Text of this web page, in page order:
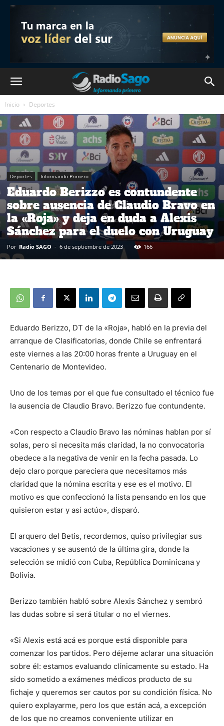
Inicio Deportes
Deportes Informando Primero
Eduardo Berizzo es contundente
sobre ausencia de Claudio Bravo en
la «Roja» y deja en duda a Alexis
Sánchez para el duelo con Uruguay
Por Radio SAGO - 6 de septiembre de 2023 166
Eduardo Berizzo, DT de la «Roja», habló en la previa del
arranque de Clasificatorias, donde Chile se enfrentará
este viernes a las 20:00 horas frente a Uruguay en el
Centenario de Montevideo.
Uno de los temas por el que fue consultado el técnico fue
la ausencia de Claudio Bravo. Berizzo fue contundente.
«Con respecto a Claudio Bravo las nóminas hablan por sí
solas, pero si necesita más claridad, la no convocatoria
obedece a la negativa de venir en la fecha pasada. Lo
dejo claro porque pareciera que necesitamos más
claridad que la nómina escrita y ese es el motivo. El
motivo es que confeccionó la lista pensando en los que
quisieron estar y así actúo», disparó.
El arquero del Betis, recordemos, quiso privilegiar sus
vacaciones y se ausentó de la última gira, donde la
selección se midió con Cuba, República Dominicana y
Bolivia.
Berizzo también habló sobre Alexis Sánchez y sembró
las dudas sobre si será titular o no el viernes.
«Si Alexis está acá es porque está disponible para
comenzar los partidos. Pero déjeme aclarar una situación
sobre él: estamos evaluando clínicamente su estado. Ha
sido sometido a exámenes médicos producto de su
fichaje y queremos ser cautos por su condición física. No
quiero explayarme, pero los que están acá, a excepción
de los que no creamos conveniente utilizar en